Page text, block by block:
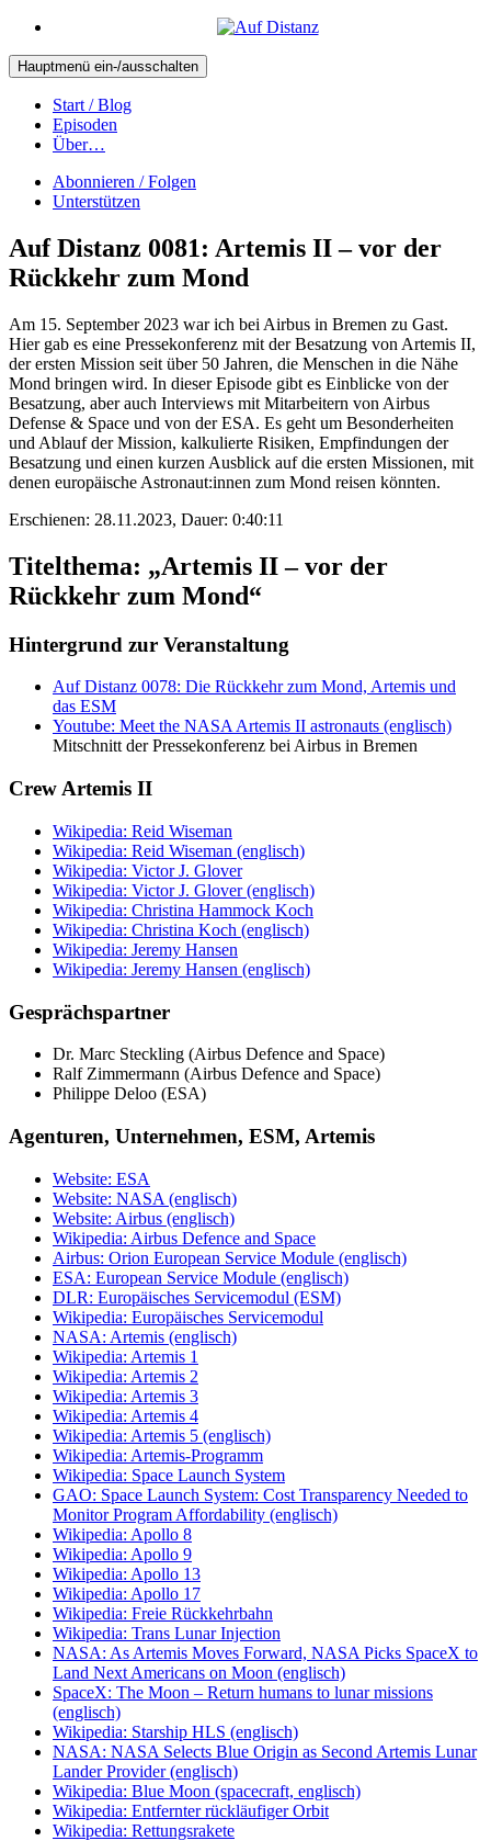
Hauptmenü ein-/ausschalten
Start / Blog
Episoden
Über…
Abonnieren / Folgen
Unterstützen
Auf Distanz 0081: Artemis II – vor der
Rückkehr zum Mond
Am 15. September 2023 war ich bei Airbus in Bremen zu Gast.
Hier gab es eine Pressekonferenz mit der Besatzung von Artemis II,
der ersten Mission seit über 50 Jahren, die Menschen in die Nähe
Mond bringen wird. In dieser Episode gibt es Einblicke von der
Besatzung, aber auch Interviews mit Mitarbeitern von Airbus
Defense & Space und von der ESA. Es geht um Besonderheiten
und Ablauf der Mission, kalkulierte Risiken, Empfindungen der
Besatzung und einen kurzen Ausblick auf die ersten Missionen, mit
denen europäische Astronaut:innen zum Mond reisen könnten.
Erschienen: 28.11.2023, Dauer: 0:40:11
Titelthema: „Artemis II – vor der
Rückkehr zum Mond“
Hintergrund zur Veranstaltung
Auf Distanz 0078: Die Rückkehr zum Mond, Artemis und
das ESM
Youtube: Meet the NASA Artemis II astronauts (englisch)
Mitschnitt der Pressekonferenz bei Airbus in Bremen
Crew Artemis II
Wikipedia: Reid Wiseman
Wikipedia: Reid Wiseman (englisch)
Wikipedia: Victor J. Glover
Wikipedia: Victor J. Glover (englisch)
Wikipedia: Christina Hammock Koch
Wikipedia: Christina Koch (englisch)
Wikipedia: Jeremy Hansen
Wikipedia: Jeremy Hansen (englisch)
Gesprächspartner
Dr. Marc Steckling (Airbus Defence and Space)
Ralf Zimmermann (Airbus Defence and Space)
Philippe Deloo (ESA)
Agenturen, Unternehmen, ESM, Artemis
Website: ESA
Website: NASA (englisch)
Website: Airbus (englisch)
Wikipedia: Airbus Defence and Space
Airbus: Orion European Service Module (englisch)
ESA: European Service Module (englisch)
DLR: Europäisches Servicemodul (ESM)
Wikipedia: Europäisches Servicemodul
NASA: Artemis (englisch)
Wikipedia: Artemis 1
Wikipedia: Artemis 2
Wikipedia: Artemis 3
Wikipedia: Artemis 4
Wikipedia: Artemis 5 (englisch)
Wikipedia: Artemis-Programm
Wikipedia: Space Launch System
GAO: Space Launch System: Cost Transparency Needed to
Monitor Program Affordability (englisch)
Wikipedia: Apollo 8
Wikipedia: Apollo 9
Wikipedia: Apollo 13
Wikipedia: Apollo 17
Wikipedia: Freie Rückkehrbahn
Wikipedia: Trans Lunar Injection
NASA: As Artemis Moves Forward, NASA Picks SpaceX to
Land Next Americans on Moon (englisch)
SpaceX: The Moon – Return humans to lunar missions
(englisch)
Wikipedia: Starship HLS (englisch)
NASA: NASA Selects Blue Origin as Second Artemis Lunar
Lander Provider (englisch)
Wikipedia: Blue Moon (spacecraft, englisch)
Wikipedia: Entfernter rückläufiger Orbit
Wikipedia: Rettungsrakete